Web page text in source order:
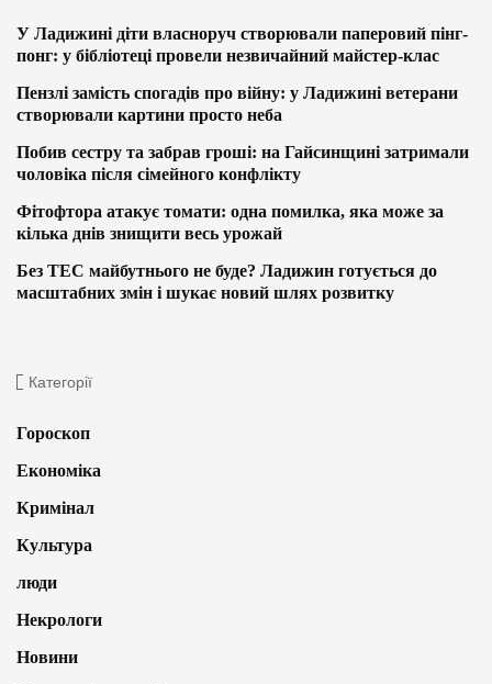
У Ладижині діти власноруч створювали паперовий пінг-
понг: у бібліотеці провели незвичайний майстер-клас
Пензлі замість спогадів про війну: у Ладижині ветерани
створювали картини просто неба
Побив сестру та забрав гроші: на Гайсинщині затримали
чоловіка після сімейного конфлікту
Фітофтора атакує томати: одна помилка, яка може за
кілька днів знищити весь урожай
Без ТЕС майбутнього не буде? Ладижин готується до
масштабних змін і шукає новий шлях розвитку
Категорії
Гороскоп
Економіка
Кримінал
Культура
люди
Некрологи
Новини